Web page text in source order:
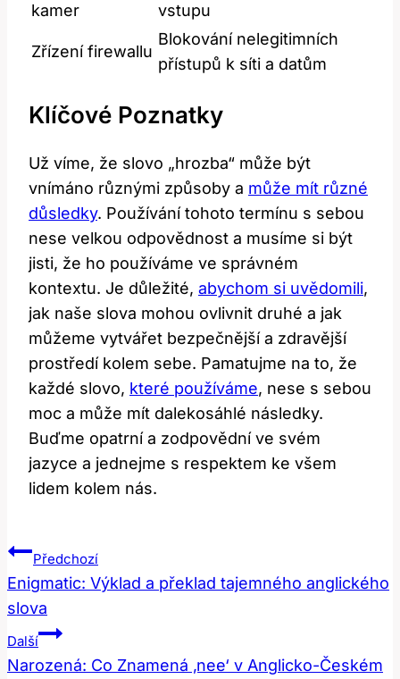
kamer
vstupu
Zřízení firewallu
Blokování ⁤nelegitimních​
přístupů⁢ k síti a datům
Klíčové⁣ Poznatky
Už ⁤víme, že slovo „hrozba“ může být
vnímáno⁢ různými způsoby a může mít různé
důsledky.⁣ Používání tohoto termínu s sebou
nese velkou odpovědnost a​ musíme si‌ být
jisti, že ho používáme ‌ve⁢ správném⁤
kontextu.⁤ Je důležité, abychom si uvědomili,
jak naše slova mohou ovlivnit druhé a ⁢jak
můžeme vytvářet bezpečnější a zdravější
prostředí kolem sebe. Pamatujme na to, že
každé slovo, které používáme, nese s sebou⁤
moc⁤ a může mít dalekosáhlé následky.
Buďme opatrní a zodpovědní ve svém
jazyce ‌a jednejme ⁤s respektem⁣ ke všem
lidem kolem nás.
Navigace
Pro
Příspěvek
Předchozí
Enigmatic: Výklad a překlad tajemného anglického
slova
Další
Narozená: Co Znamená ‚nee‘ v Anglicko-Českém